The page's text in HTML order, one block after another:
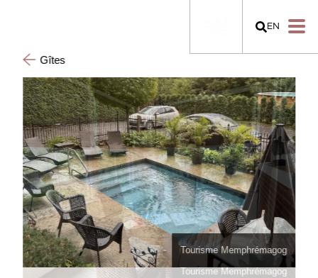
EN
Gîtes
Tourisme Memphrémagog
Tourisme Memphrémagog